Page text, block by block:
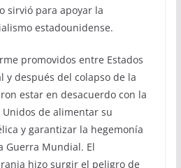
sirvió para apoyar la
estadounidense.
promovidos entre Estados
y después del colapso de la
estar en desacuerdo con la
Unidos de alimentar su
y garantizar la hegemonía
Guerra Mundial. El
hizo surgir el peligro de